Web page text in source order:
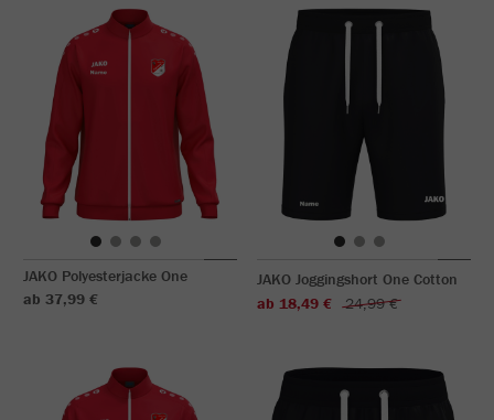
JAKO Polyesterjacke One
ab 37,99 €
JAKO Joggingshort One Cotton
ab 18,49 €
24,99 €